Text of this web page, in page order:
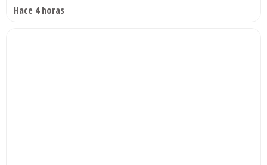
Hace 4 horas